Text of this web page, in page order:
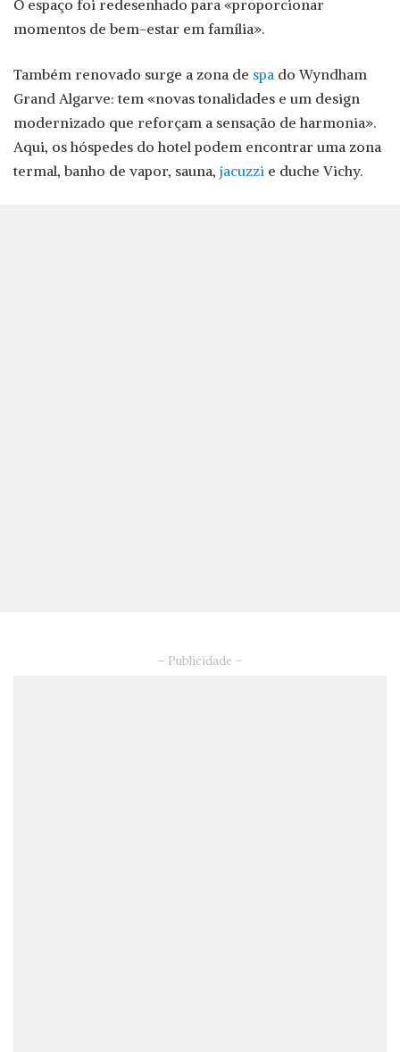
O espaço foi redesenhado para «proporcionar
momentos de bem-estar em família».
Também renovado surge a zona de spa do Wyndham
Grand Algarve: tem «novas tonalidades e um design
modernizado que reforçam a sensação de harmonia».
Aqui, os hóspedes do hotel podem encontrar uma zona
termal, banho de vapor, sauna,jacuzzi e duche Vichy.
– Publicidade –